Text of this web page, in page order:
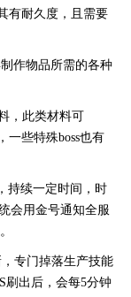
有耐久度，且需要
作物品所需的各种
，此类材料可
一些特殊boss也有
续一定时间，时
会用金号通知全服
专门掉落生产技能
刷出后，会每5分钟